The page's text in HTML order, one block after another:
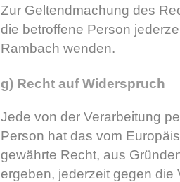
Zur Geltendmachung des
die betroffene Person
Rambach wenden.
g) Recht auf Widerspruch
Jede von der Verarbeitung
Person hat das vom
gewährte Recht, aus
ergeben, jederzeit gegen die